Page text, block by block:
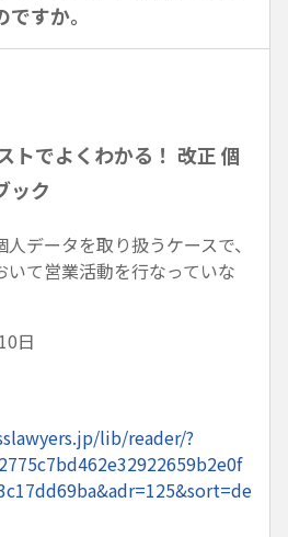
すか。
トでよくわかる！ 改正 個
ック
データを取り扱うケースで、
いて営業活動を行なっていな
日
lib/reader/?